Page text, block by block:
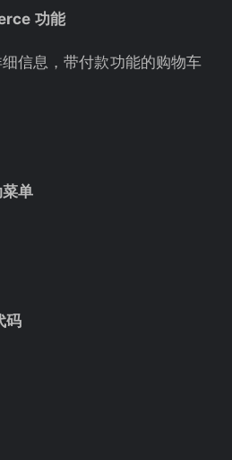
功能
信息，带付款功能的购物车
单
码